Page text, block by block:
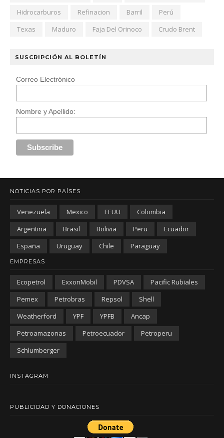
Hidrocarburos
Refinacion Barril
Perú
Texas
Maduro Faja Del Orinoco Crudo Brent
SUSCRIPCIÓN AL BOLETÍN
Correo Electrónico
Nombre y Apellido:
NOTICIAS POR PAÍSES
Venezuela Mexico EEUU
Colombia
Argentina
Brasil Bolivia Peru
Ecuador
España
Uruguay Chile Paraguay
EMPRESAS
Ecopetrol ExxonMobil PDVSA
Pacific Rubiales
Pemex
Petrobras Repsol
Shell
Weatherford
YPF YPFB
Ancap
Petroamazonas
Petroecuador
Petroperu
Schlumberger
INSTAGRAM
PUBLICIDAD Y DONACIONES